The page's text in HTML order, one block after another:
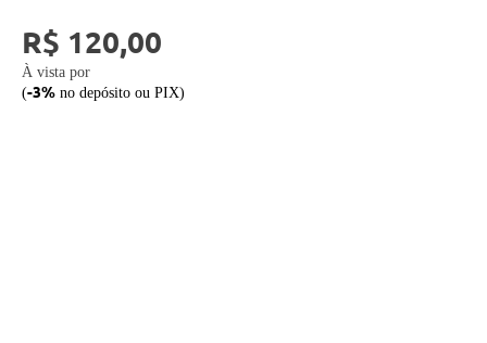
Modelos de recursos - minuta e contraminuta de agravo
Razões e contrarrazões de apelação com acórdãos
Defesa pelo perito
R$ 120,00
À vista por
(-3% no depósito ou PIX)